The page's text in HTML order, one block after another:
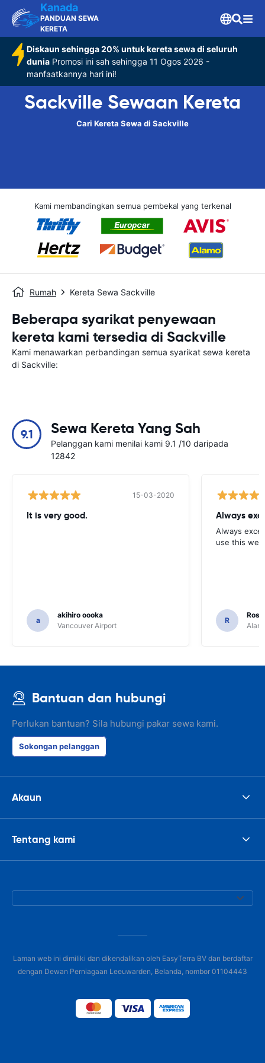
Kanada
PANDUAN SEWA
KERETA
Diskaun sehingga 20% untuk kereta sewa di seluruh
dunia Promosi ini sah sehingga 11 Ogos 2026 -
manfaatkannya hari ini!
Sackville Sewaan Kereta
Cari Kereta Sewa di Sackville
Kami membandingkan semua pembekal yang terkenal
Rumah Kereta Sewa Sackville
Beberapa syarikat penyewaan
kereta kami tersedia di Sackville
Kami menawarkan perbandingan semua syarikat sewa kereta
di Sackville:
9.1 Sewa Kereta Yang Sah
Pelanggan kami menilai kami 9.1 /10 daripada
12842
15-03-2020
It is very good.
a
akihiro oooka
Vancouver Airport
Always
Always
use this
R
Bantuan dan hubungi
Perlukan bantuan? Sila hubungi pakar sewa kami.
Sokongan pelanggan
Akaun
Tentang kami
Laman web ini dimiliki dan dikendalikan oleh EasyTerra BV dan berdaftar
dengan Dewan Perniagaan Leeuwarden, Belanda, nombor 01104443